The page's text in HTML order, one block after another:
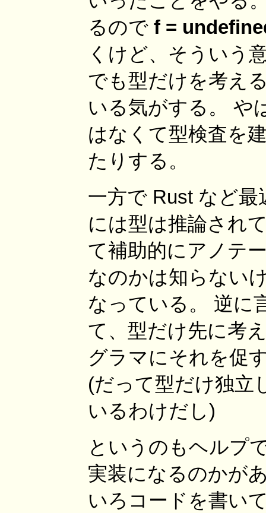
るので f =
くけど、そういう
でも型だけを考え
いる気がする。 や
はなくて型検査を
たりする。
一方で Rust など
には型は推論され
て補助的にアノテ
なのかは知らない
なっている。 逆に
て、型だけ先に考
グラマにそれを促
(だって型だけ独立
いるわけだし)
というのもヘルプ
実装になるのかが
いろコードを書い